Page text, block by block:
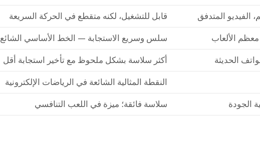
الفيديو المتدفق
قابل للتشغيل، لكنه متقطع في الحركة السريعة
الألعاب
سلس وسريع الاستجابة — الخط الأساسي الشائع
الحديثة
أكثر سلاسة بشكل ملحوظ مع تأخير استجابة أقل
النقطة المثالية الشائعة في الرياضات الإلكترونية
الجودة سلاسة فائقة؛ ميزة في اللعب التنافسي